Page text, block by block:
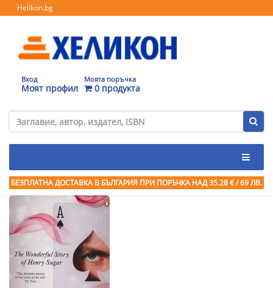
Helikon.bg
Вход
Моят профил
Моята поръчка
0 продукта
БЕЗПЛАТНА ДОСТАВКА В БЪЛГАРИЯ ПРИ ПОРЪЧКА НАД 35.28 € / 69 ЛВ.